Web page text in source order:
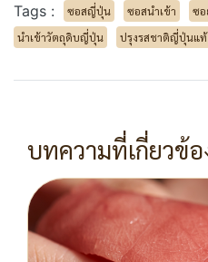
Tags : ซอสญี่ปุ่น ซอสนำเข้า ซอ
นำเข้าวัตถุดิบญี่ปุ่น
ปรุงรสชาติญี่ปุ่นแท้
บทความที่เกี่ยวข้อ